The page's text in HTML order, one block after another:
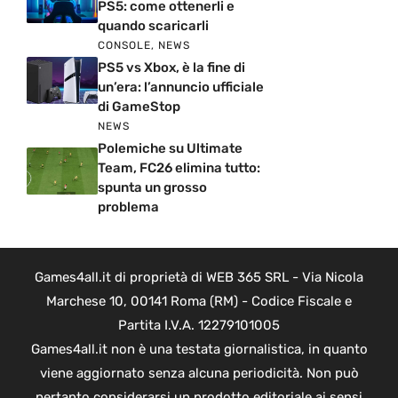
PS5: come ottenerli e
quando scaricarli
CONSOLE, NEWS
PS5 vs Xbox, è la fine di
un’era: l’annuncio ufficiale
di GameStop
NEWS
Polemiche su Ultimate
Team, FC26 elimina tutto:
spunta un grosso
problema
Games4all.it di proprietà di WEB 365 SRL - Via Nicola
Marchese 10, 00141 Roma (RM) - Codice Fiscale e
Partita I.V.A. 12279101005
Games4all.it non è una testata giornalistica, in quanto
viene aggiornato senza alcuna periodicità. Non può